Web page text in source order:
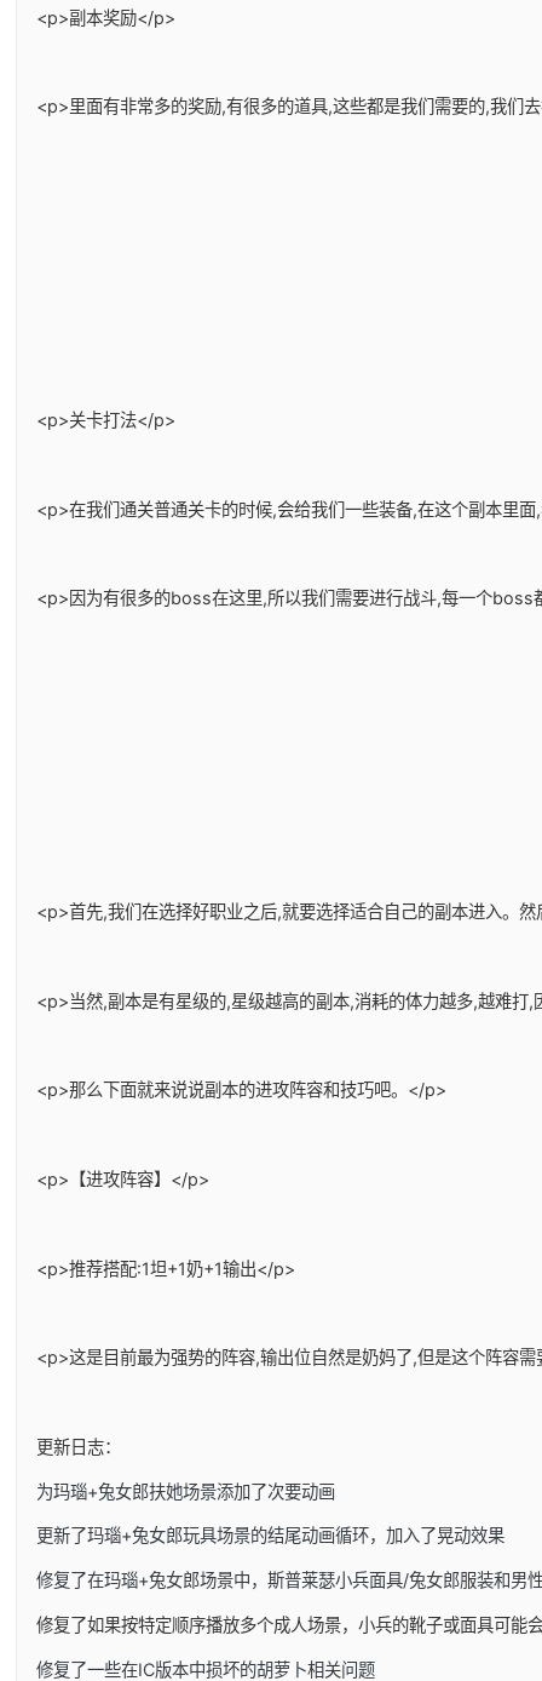
<p>副本奖励</p>
<p>里面有非常多的奖励,有很多的道具,这些都是我们需要的,我们
<p>关卡打法</p>
<p>在我们通关普通关卡的时候,会给我们一些装备,在这个副本里
<p>因为有很多的boss在这里,所以我们需要进行战斗,每一个
<p>首先,我们在选择好职业之后,就要选择适合自己的副本进入。
<p>当然,副本是有星级的,星级越高的副本,消耗的体力越多,越难
<p>那么下面就来说说副本的进攻阵容和技巧吧。</p>
<p>【进攻阵容】</p>
<p>推荐搭配:1坦+1奶+1输出</p>
<p>这是目前最为强势的阵容,输出位自然是奶妈了,但是这个阵容
更新日志：
为玛瑙+兔女郎扶她场景添加了次要动画
更新了玛瑙+兔女郎玩具场景的结尾动画循环，加入了晃动效果
修复了在玛瑙+兔女郎场景中，斯普莱瑟小兵面具/兔女郎服装和男
修复了如果按特定顺序播放多个成人场景，小兵的靴子或面具可能
修复了一些在IC版本中损坏的胡萝卜相关问题